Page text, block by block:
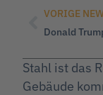
VORIGE
Stahl ist das
Gebäude